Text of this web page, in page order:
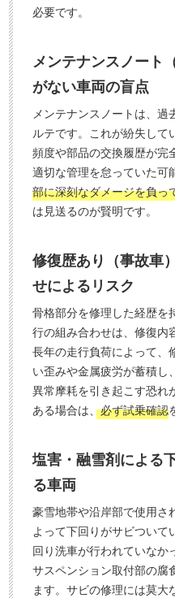
必要です。
メンテナンスノート
がない車両の盲点
メンテナンスノートは、過
ルテです。これが紛失して
頻度や部品の交換履歴が完
適切な管理を怠っていた可
部に深刻なダメージを負っ
は見送るのが賢明です。
修復歴あり（事故車
せによるリスク
骨格部分を修理した経歴を
行の組み合わせは、修復内
長年の走行負荷によって、
い歪みや金属疲労が蓄積し
異常摩耗を引き起こす恐れ
ある場合は、必ず試乗確認
塩害・融雪剤による
る車両
豪雪地帯や沿岸部で使用さ
よって下回りがサビついて
回り洗車が行われていなか
サスペンション取付部の腐
ます。サビの修理には莫大